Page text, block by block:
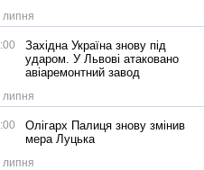
липня
Західна Україна знову під
ударом. У Львові атаковано
авіаремонтний завод
липня
Олігарх Палиця знову змінив
мера Луцька
липня